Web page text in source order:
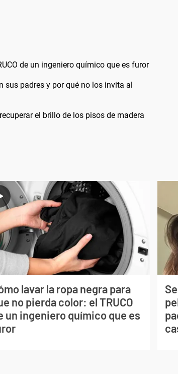
de un ingeniero químico que es furor
sus padres y por qué no los invita al
el brillo de los pisos de madera
lavar la ropa negra para
no pierda color: el TRUCO
un ingeniero químico que es